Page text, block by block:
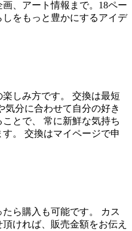
、アート情報まで。18ペー
をもっと豊かにするアイデ
しみ方です。 交換は最短
気分に合わせて自分の好き
とで、 常に新鮮な気持ち
。 交換はマイページで申
ら購入も可能です。 カス
ければ、販売金額をお伝え